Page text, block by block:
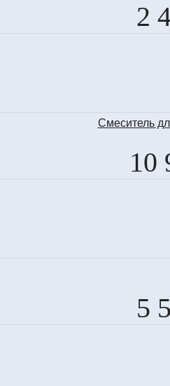
2
Смеситель
10
5